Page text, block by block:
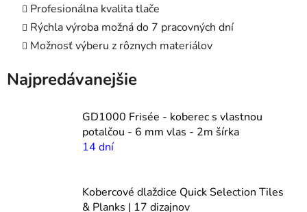
Profesionálna kvalita tlače
Rýchla výroba možná do 7 pracovných dní
Možnosť výberu z rôznych materiálov
Najpredávanejšie
GD1000 Frisée - koberec s vlastnou
potalčou - 6 mm vlas - 2m šírka
14 dní
Kobercové dlaždice Quick Selection Tiles
& Planks | 17 dizajnov